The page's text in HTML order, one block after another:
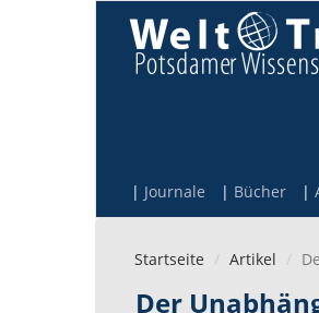
Journale Bücher
Startseite Artikel
Der